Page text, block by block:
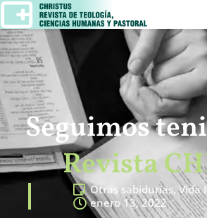
Seguimos
Revista
Otras sabidurías,Vida
enero 13, 2022